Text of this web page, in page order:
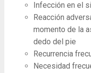
Infección en el
Reacción
momento de la
dedo del pie
Recurrencia
Necesidad